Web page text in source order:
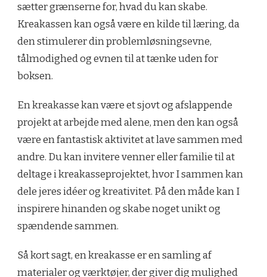
sætter grænserne for, hvad du kan skabe.
Kreakassen kan også være en kilde til læring, da
den stimulerer din problemløsningsevne,
tålmodighed og evnen til at tænke uden for
boksen.
En kreakasse kan være et sjovt og afslappende
projekt at arbejde med alene, men den kan også
være en fantastisk aktivitet at lave sammen med
andre. Du kan invitere venner eller familie til at
deltage i kreakasseprojektet, hvor I sammen kan
dele jeres idéer og kreativitet. På den måde kan I
inspirere hinanden og skabe noget unikt og
spændende sammen.
Så kort sagt, en kreakasse er en samling af
materialer og værktøjer, der giver dig mulighed